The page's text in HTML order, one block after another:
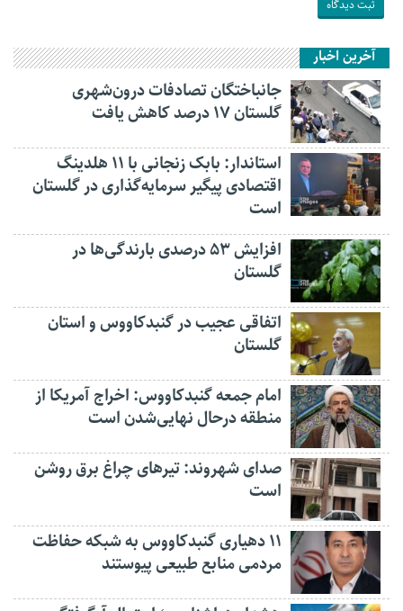
آخرین اخبار
جانباختگان تصادفات درون‌شهری
گلستان ۱۷ درصد کاهش یافت
استاندار: بابک زنجانی با ۱۱ هلدینگ
اقتصادی پیگیر سرمایه‌گذاری در گلستان
است
افزایش ۵۳ درصدی بارندگی‌ها در
گلستان
اتفاقی عجیب در‌ گنبدکاووس و استان
گلستان
امام جمعه گنبدکاووس: اخراج آمریکا از
منطقه درحال نهایی‌شدن است
صدای شهروند: تیرهای چراغ برق روشن
است
۱۱ دهیاری گنبدکاووس به شبکه حفاظت
مردمی منابع طبیعی پیوستند